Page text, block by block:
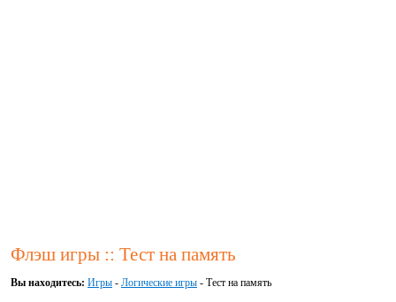
Флэш игры :: Тест на память
Вы находитесь: Игры - Логические игры - Тест на память